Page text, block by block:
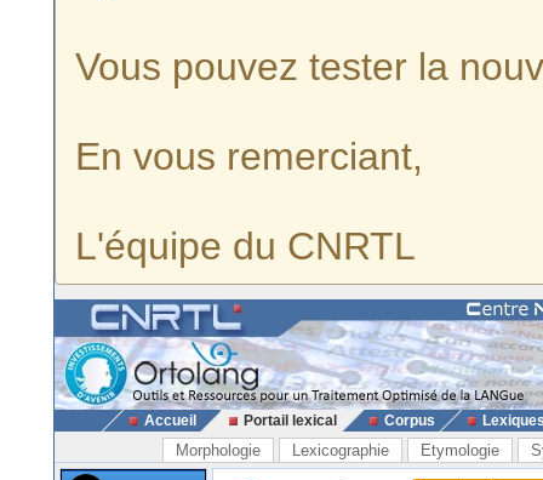
Vous pouvez tester la
En vous remerciant,
L'équipe du CNRTL
Accueil Portail lexical Corpus
Morphologie Lexicographie Etymologie